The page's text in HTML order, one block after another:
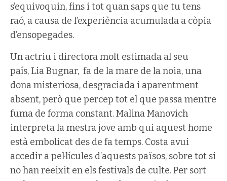
s’equivoquin, fins i tot quan saps que tu tens
raó, a causa de l’experiència acumulada a còpia
d’ensopegades.
Un actriu i directora molt estimada al seu
país, Lia Bugnar, fa de la mare de la noia, una
dona misteriosa, desgraciada i aparentment
absent, però que percep tot el que passa mentre
fuma de forma constant. Malina Manovich
interpreta la mestra jove amb qui aquest home
està embolicat des de fa temps. Costa avui
accedir a pel·lícules d’aquests països, sobre tot si
no han reeixit en els festivals de culte. Per sort